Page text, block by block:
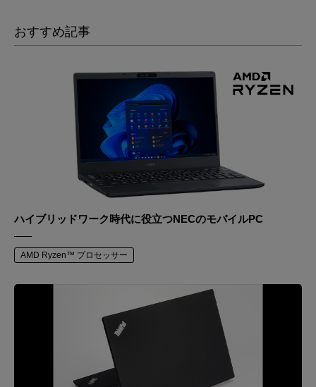
おすすめ記事
ハイブリッドワーク時代に役立つNECのモバイルPC
AMD Ryzen™ プロセッサー